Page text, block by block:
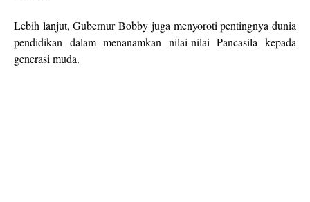
Lebih lanjut, Gubernur Bobby juga menyoroti pentingnya dunia
pendidikan dalam menanamkan nilai-nilai Pancasila kepada
generasi muda.